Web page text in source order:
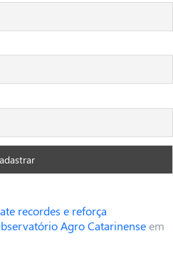
recordes e reforça
Agro Catarinenseem